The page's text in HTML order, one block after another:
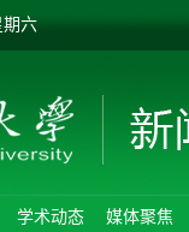
期六
学术动态 媒体聚焦